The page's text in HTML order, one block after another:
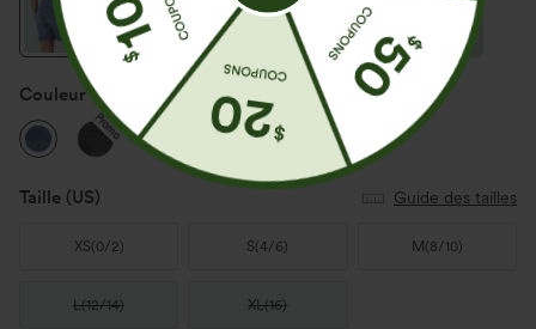
Couleur Mid Blue Denim
Promo
Taille (US) Guide des tailles
XS(0/2) S(4/6) M (8/10)
L(12/14) XL(16)